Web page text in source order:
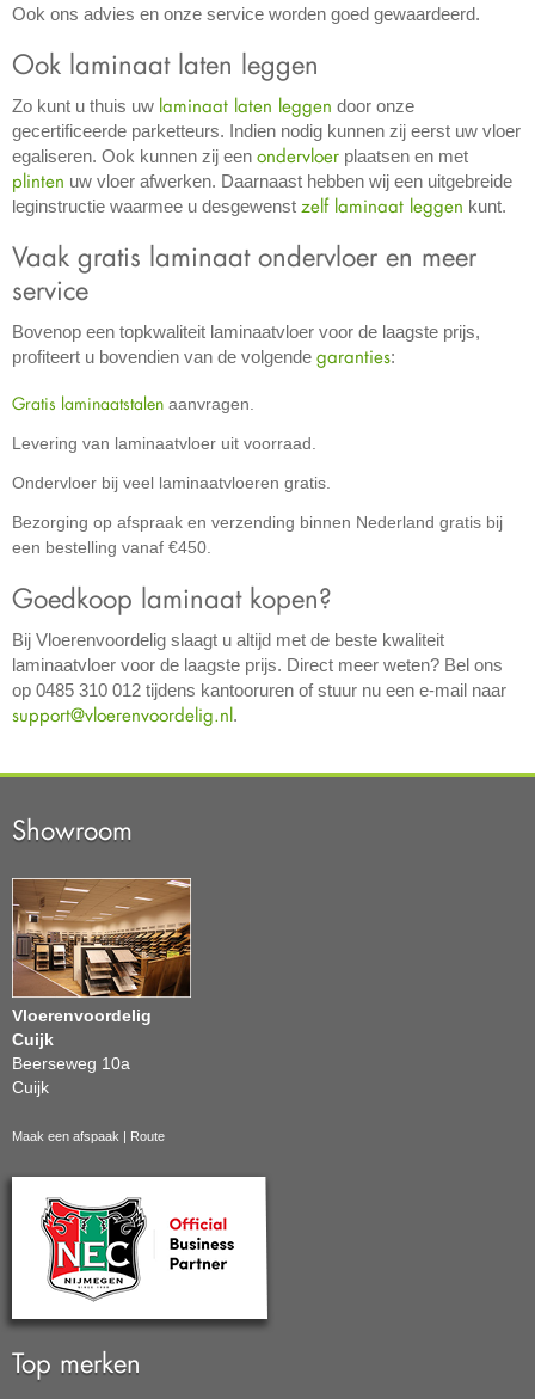
Ook ons advies en onze service worden goed gewaardeerd.
Ook laminaat laten leggen
Zo kunt u thuis uw laminaat laten leggen door onze
gecertificeerde parketteurs. Indien nodig kunnen zij eerst uw vloer
egaliseren. Ook kunnen zij een ondervloer plaatsen en met
plinten uw vloer afwerken. Daarnaast hebben wij een uitgebreide
leginstructie waarmee u desgewenst zelf laminaat leggen kunt.
Vaak gratis laminaat ondervloer en meer
service
Bovenop een topkwaliteit laminaatvloer voor de laagste prijs,
profiteert u bovendien van de volgende garanties:
Gratis laminaatstalen aanvragen.
Levering van laminaatvloer uit voorraad.
Ondervloer bij veel laminaatvloeren gratis.
Bezorging op afspraak en verzending binnen Nederland gratis bij
een bestelling vanaf €450.
Goedkoop laminaat kopen?
Bij Vloerenvoordelig slaagt u altijd met de beste kwaliteit
laminaatvloer voor de laagste prijs. Direct meer weten? Bel ons
op 0485 310 012 tijdens kantooruren of stuur nu een e-mail naar
support@vloerenvoordelig.nl.
Showroom
Vloerenvoordelig
Cuijk
Beerseweg 10a
Cuijk
Maak een afspaak Route
Top merken